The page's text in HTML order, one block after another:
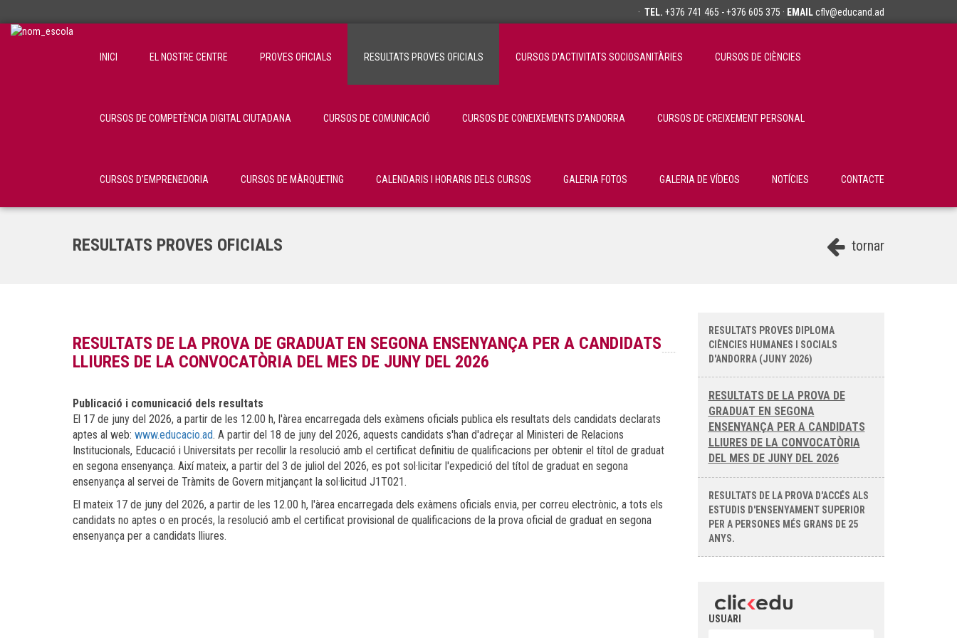
· TEL. +376 741 465 - +376 605 375 · EMAILcflv@educand.ad
INICI EL NOSTRE CENTRE PROVES OFICIALS RESULTATS PROVES OFICIALS CURSOS D'ACTIVITATS SOCIOSANITÀRIES CURSOS DE CIÈNCIES
CURSOS DE COMPETÈNCIA DIGITAL CIUTADANA CURSOS DE COMUNICACIÓ CURSOS DE CONEIXEMENTS D'ANDORRA CURSOS DE CREIXEMENT PERSONAL
CURSOS D'EMPRENEDORIA CURSOS DE MÀRQUETING CALENDARIS I HORARIS DELS CURSOS GALERIA FOTOS GALERIA DE VÍDEOS NOTÍCIES CONTACTE
tornar
RESULTATS PROVES OFICIALS
RESULTATS DE LA PROVA DE GRADUAT EN SEGONA ENSENYANÇA PER A CANDIDATS
LLIURES DE LA CONVOCATÒRIA DEL MES DE JUNY DEL 2026
Publicació i comunicació dels resultats
El 17 de juny del 2026, a partir de les 12.00 h, l'àrea encarregada dels exàmens oficials publica els resultats dels candidats declarats
aptes al web: www.educacio.ad. A partir del 18 de juny del 2026, aquests candidats s'han d'adreçar al Ministeri de Relacions
Institucionals, Educació i Universitats per recollir la resolució amb el certificat definitiu de qualificacions per obtenir el títol de graduat
en segona ensenyança. Així mateix, a partir del 3 de juliol del 2026, es pot sol·licitar l'expedició del títol de graduat en segona
ensenyança al servei de Tràmits de Govern mitjançant la sol·licitud J1T021.
El mateix 17 de juny del 2026, a partir de les 12.00 h, l'àrea encarregada dels exàmens oficials envia, per correu electrònic, a tots els
candidats no aptes o en procés, la resolució amb el certificat provisional de qualificacions de la prova oficial de graduat en segona
ensenyança per a candidats lliures.
RESULTATS PROVES DIPLOMA
CIÈNCIES HUMANES I SOCIALS
D'ANDORRA (JUNY 2026)
RESULTATS DE LA PROVA DE
GRADUAT EN SEGONA
ENSENYANÇA PER A CANDIDATS
LLIURES DE LA CONVOCATÒRIA
DEL MES DE JUNY DEL 2026
RESULTATS DE LA PROVA D'ACCÉS ALS
ESTUDIS D'ENSENYAMENT SUPERIOR
PER A PERSONES MÉS GRANS DE 25
ANYS.
USUARI